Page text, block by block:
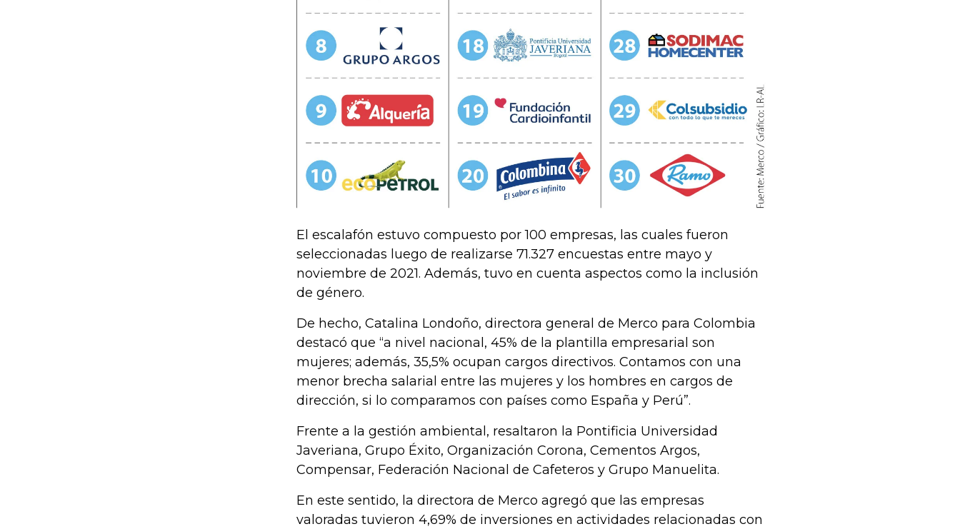
El escalafón estuvo compuesto por 100 empresas, las cuales fueron
seleccionadas luego de realizarse 71.327 encuestas entre mayo y
noviembre de 2021. Además, tuvo en cuenta aspectos como la inclusión
de género.
De hecho, Catalina Londoño, directora general de Merco para Colombia
destacó que “a nivel nacional, 45% de la plantilla empresarial son
mujeres; además, 35,5% ocupan cargos directivos. Contamos con una
menor brecha salarial entre las mujeres y los hombres en cargos de
dirección, si lo comparamos con países como España y Perú”.
Frente a la gestión ambiental, resaltaron la Pontificia Universidad
Javeriana, Grupo Éxito, Organización Corona, Cementos Argos,
Compensar, Federación Nacional de Cafeteros y Grupo Manuelita.
En este sentido, la directora de Merco agregó que las empresas
valoradas tuvieron 4,69% de inversiones en actividades relacionadas con